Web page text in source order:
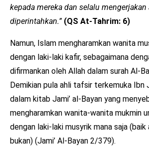
kepada mereka dan selalu mengerjakan
diperintahkan.” (QS At-Tahrim: 6)
Namun, Islam mengharamkan wanita
dengan laki-laki kafir, sebagaimana
difirmankan oleh Allah dalam surah Al-
Demikian pula ahli tafsir terkemuka Ibn
dalam kitab Jami’ al-Bayan yang
mengharamkan wanita-wanita mukmin
dengan laki-laki musyrik mana saja
bukan) (Jami’ Al-Bayan 2/379).